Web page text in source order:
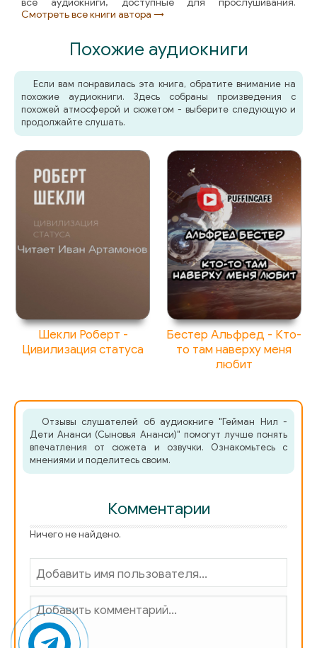
все аудиокниги, доступные для прослушивания.
Смотреть все книги автора →
Похожие аудиокниги
Если вам понравилась эта книга, обратите внимание на
похожие аудиокниги. Здесь собраны произведения с
похожей атмосферой и сюжетом - выберите следующую и
продолжайте слушать.
Шекли Роберт -
Цивилизация статуса
Бестер Альфред - Кто-
то там наверху меня
любит
Отзывы слушателей об аудиокниге "Гейман Нил -
Дети Ананси (Сыновья Ананси)" помогут лучше понять
впечатления от сюжета и озвучки. Ознакомьтесь с
мнениями и поделитесь своим.
Комментарии
Ничего не найдено.